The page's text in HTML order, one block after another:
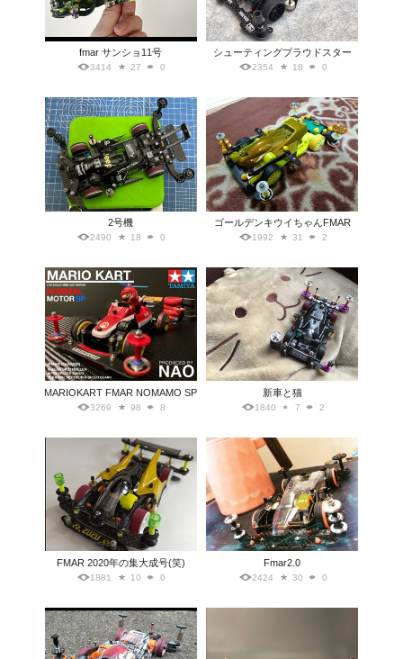
fmar サンショ11号
3414 27 0
シューティングプラウドスター
2354 18 0
2号機
2490 18 0
ゴールデンキウイちゃんFMAR
1992 31 2
MARIOKART FMAR NOMAMO SP
3269 98 8
新車と猫
1840 7 2
FMAR 2020年の集大成号(笑)
1881 10 0
Fmar2.0
2424 30 0